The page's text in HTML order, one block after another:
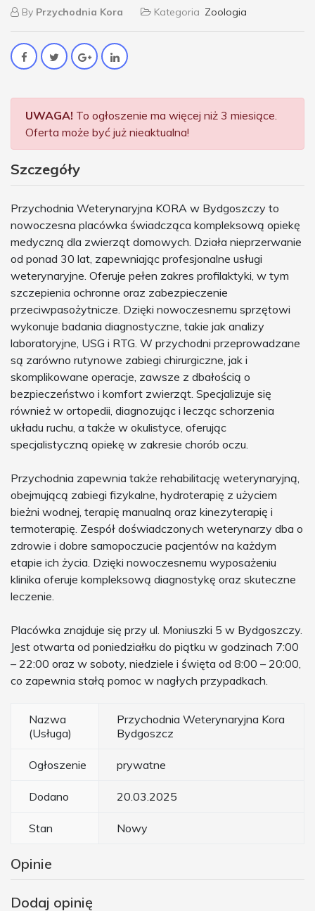
By Przychodnia Kora Kategoria Zoologia
UWAGA! To ogłoszenie ma więcej niż 3 miesiące.
Oferta może być już nieaktualna!
Szczegóły
Przychodnia Weterynaryjna KORA w Bydgoszczy to
nowoczesna placówka świadcząca kompleksową opiekę
medyczną dla zwierząt domowych. Działa nieprzerwanie
od ponad 30 lat, zapewniając profesjonalne usługi
weterynaryjne. Oferuje pełen zakres profilaktyki, w tym
szczepienia ochronne oraz zabezpieczenie
przeciwpasożytnicze. Dzięki nowoczesnemu sprzętowi
wykonuje badania diagnostyczne, takie jak analizy
laboratoryjne, USG i RTG. W przychodni przeprowadzane
są zarówno rutynowe zabiegi chirurgiczne, jak i
skomplikowane operacje, zawsze z dbałością o
bezpieczeństwo i komfort zwierząt. Specjalizuje się
również w ortopedii, diagnozując i lecząc schorzenia
układu ruchu, a także w okulistyce, oferując
specjalistyczną opiekę w zakresie chorób oczu.
Przychodnia zapewnia także rehabilitację weterynaryjną,
obejmującą zabiegi fizykalne, hydroterapię z użyciem
bieżni wodnej, terapię manualną oraz kinezyterapię i
termoterapię. Zespół doświadczonych weterynarzy dba o
zdrowie i dobre samopoczucie pacjentów na każdym
etapie ich życia. Dzięki nowoczesnemu wyposażeniu
klinika oferuje kompleksową diagnostykę oraz skuteczne
leczenie.
Placówka znajduje się przy ul. Moniuszki 5 w Bydgoszczy.
Jest otwarta od poniedziałku do piątku w godzinach 7:00
– 22:00 oraz w soboty, niedziele i święta od 8:00 – 20:00,
co zapewnia stałą pomoc w nagłych przypadkach.
Nazwa
(Usługa)
Przychodnia Weterynaryjna Kora
Bydgoszcz
Ogłoszenie prywatne
Dodano 20.03.2025
Stan Nowy
Opinie
Dodaj opinię